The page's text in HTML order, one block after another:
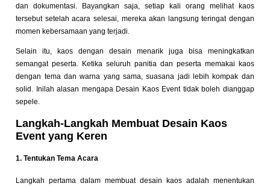
dan dokumentasi. Bayangkan saja, setiap kali orang melihat kaos
tersebut setelah acara selesai, mereka akan langsung teringat dengan
momen kebersamaan yang terjadi.
Selain itu, kaos dengan desain menarik juga bisa meningkatkan
semangat peserta. Ketika seluruh panitia dan peserta memakai kaos
dengan tema dan warna yang sama, suasana jadi lebih kompak dan
solid. Inilah alasan mengapa Desain Kaos Event tidak boleh dianggap
sepele.
Langkah-Langkah Membuat Desain Kaos
Event yang Keren
1. Tentukan Tema Acara
Langkah pertama dalam membuat desain kaos adalah menentukan